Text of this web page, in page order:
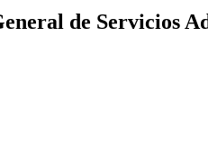
de Servicios